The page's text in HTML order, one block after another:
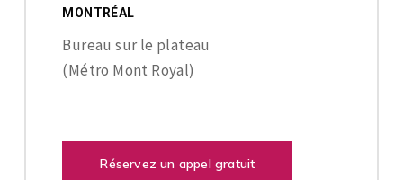
MONTRÉAL
Bureau sur le plateau
(Métro Mont Royal)
Réservez un appel gratuit